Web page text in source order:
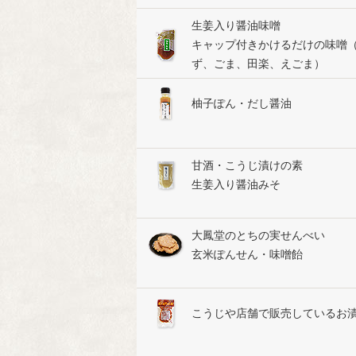
生姜入り醤油味噌
キャップ付きかけるだけの味噌
ず、ごま、田楽、えごま）
柚子ぽん・だし醤油
甘酒・こうじ漬けの素
生姜入り醤油みそ
大鳳堂のとちの実せんべい
玄米ぽんせん・味噌飴
こうじや店舗で販売しているお